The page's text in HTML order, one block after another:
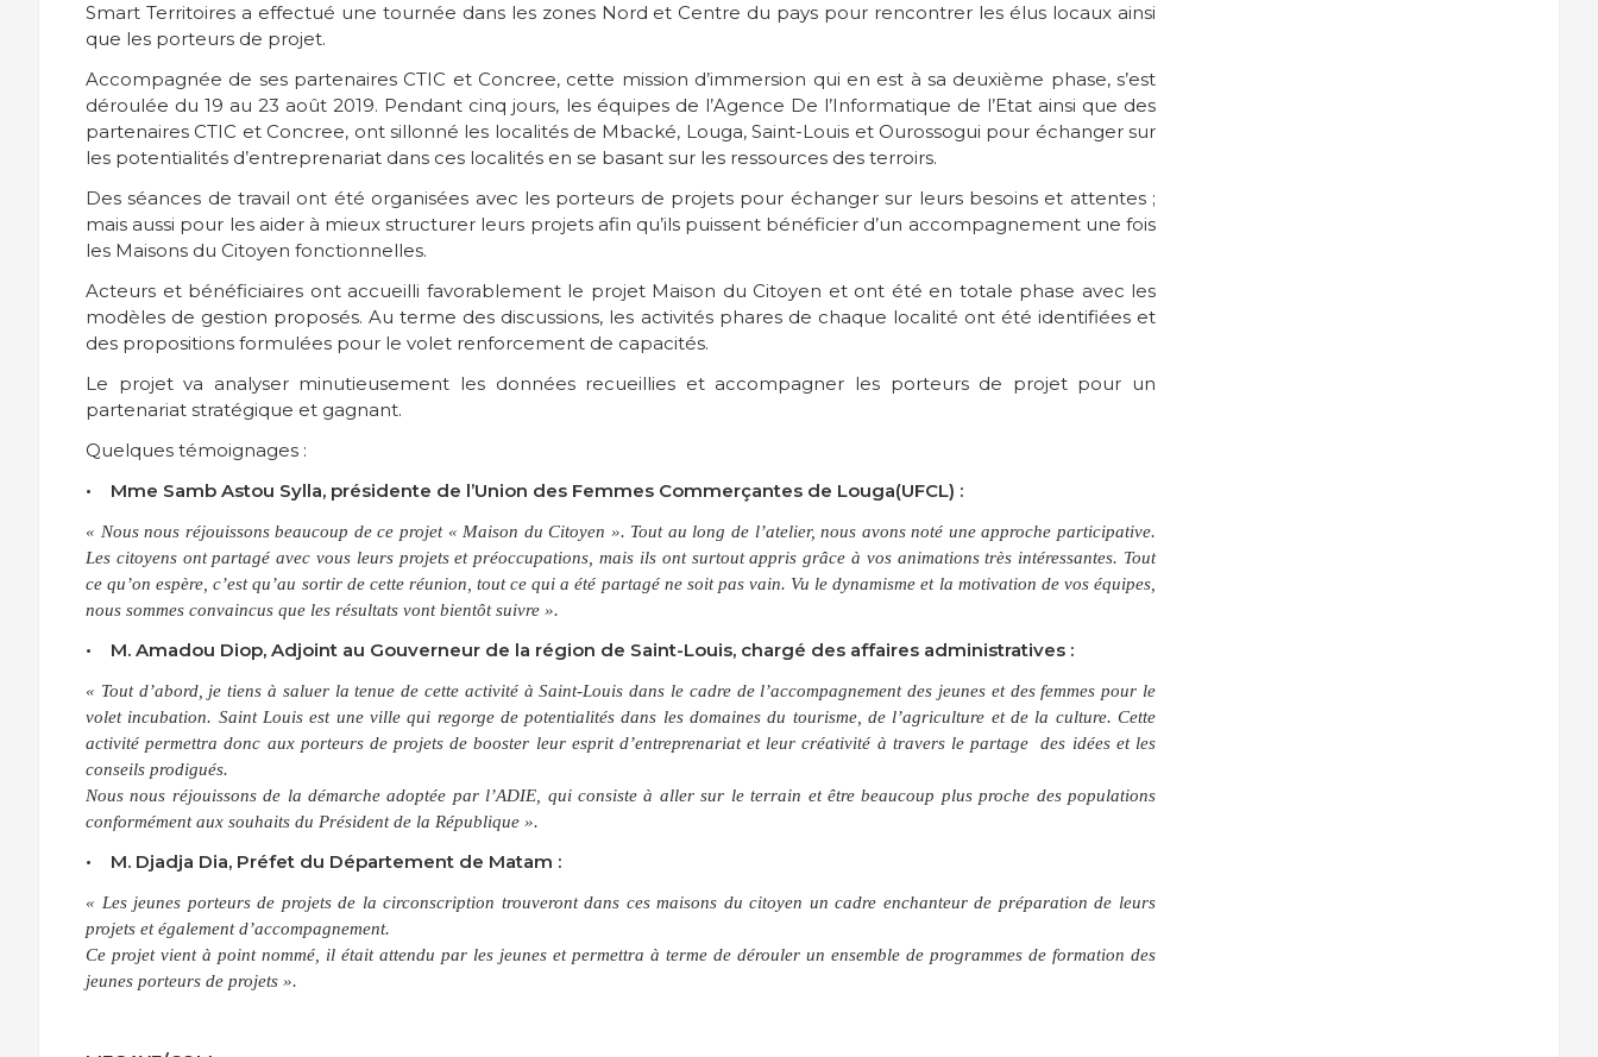
Smart Territoires a effectué une tournée dans les zones Nord et Centre du pays pour rencontrer les élus locaux ainsi
que les porteurs de projet.
Accompagnée de ses partenaires CTIC et Concree, cette mission d’immersion qui en est à sa deuxième phase, s’est
déroulée du 19 au 23 août 2019. Pendant cinq jours, les équipes de l’Agence De l’Informatique de l’Etat ainsi que des
partenaires CTIC et Concree, ont sillonné les localités de Mbacké, Louga, Saint-Louis et Ourossogui pour échanger sur
les potentialités d’entreprenariat dans ces localités en se basant sur les ressources des terroirs.
Des séances de travail ont été organisées avec les porteurs de projets pour échanger sur leurs besoins et attentes ;
mais aussi pour les aider à mieux structurer leurs projets afin qu’ils puissent bénéficier d’un accompagnement une fois
les Maisons du Citoyen fonctionnelles.
Acteurs et bénéficiaires ont accueilli favorablement le projet Maison du Citoyen et ont été en totale phase avec les
modèles de gestion proposés. Au terme des discussions, les activités phares de chaque localité ont été identifiées et
des propositions formulées pour le volet renforcement de capacités.
Le projet va analyser minutieusement les données recueillies et accompagner les porteurs de projet pour un
partenariat stratégique et gagnant.
Quelques témoignages :
• Mme Samb Astou Sylla, présidente de l’Union des Femmes Commerçantes de Louga(UFCL) :
« Nous nous réjouissons beaucoup de ce projet « Maison du Citoyen ». Tout au long de l’atelier, nous avons noté une approche participative.
Les citoyens ont partagé avec vous leurs projets et préoccupations, mais ils ont surtout appris grâce à vos animations très intéressantes. Tout
ce qu’on espère, c’est qu’au sortir de cette réunion, tout ce qui a été partagé ne soit pas vain. Vu le dynamisme et la motivation de vos équipes,
nous sommes convaincus que les résultats vont bientôt suivre ».
• M. Amadou Diop, Adjoint au Gouverneur de la région de Saint-Louis, chargé des affaires administratives :
« Tout d’abord, je tiens à saluer la tenue de cette activité à Saint-Louis dans le cadre de l’accompagnement des jeunes et des femmes pour le
volet incubation. Saint Louis est une ville qui regorge de potentialités dans les domaines du tourisme, de l’agriculture et de la culture. Cette
activité permettra donc aux porteurs de projets de booster leur esprit d’entreprenariat et leur créativité à travers le partage des idées et les
conseils prodigués.
Nous nous réjouissons de la démarche adoptée par l’ADIE, qui consiste à aller sur le terrain et être beaucoup plus proche des populations
conformément aux souhaits du Président de la République ».
• M. Djadja Dia, Préfet du Département de Matam :
« Les jeunes porteurs de projets de la circonscription trouveront dans ces maisons du citoyen un cadre enchanteur de préparation de leurs
projets et également d’accompagnement.
Ce projet vient à point nommé, il était attendu par les jeunes et permettra à terme de dérouler un ensemble de programmes de formation des
jeunes porteurs de projets ».